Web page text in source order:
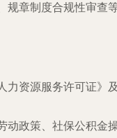
章制度合规性审查
力资源服务许可证
政策、社保公积金